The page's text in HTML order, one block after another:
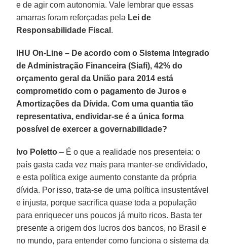
e de agir com autonomia. Vale lembrar que essas
amarras foram reforçadas pela Lei de
Responsabilidade Fiscal .
IHU On-Line – De acordo com o Sistema Integrado
de Administração Financeira (Siafi), 42% do
orçamento geral da União para 2014 está
comprometido com o pagamento de Juros e
Amortizações da Dívida. Com uma quantia tão
representativa, endividar-se é a única forma
possível de exercer a governabilidade?
Ivo Poletto – É o que a realidade nos presenteia: o
país gasta cada vez mais para manter-se endividado,
e esta política exige aumento constante da própria
dívida. Por isso, trata-se de uma política insustentável
e injusta, porque sacrifica quase toda a população
para enriquecer uns poucos já muito ricos. Basta ter
presente a origem dos lucros dos bancos, no Brasil e
no mundo, para entender como funciona o sistema da